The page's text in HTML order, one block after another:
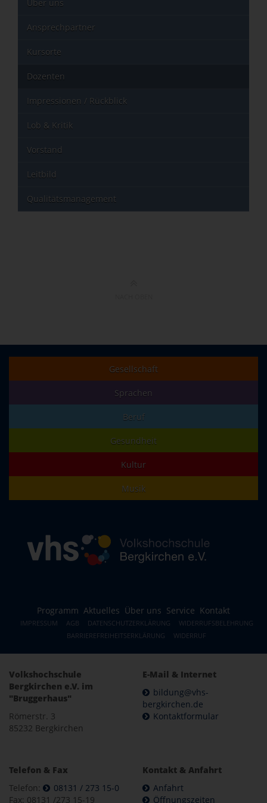
Über uns
Ansprechpartner
Kursorte
Dozenten
Impressionen / Rückblick
Lob & Kritik
Vorstand
Leitbild
Qualitätsmanagement
Gesellschaft
Sprachen
Beruf
Gesundheit
Kultur
Musik
Programm Aktuelles Über uns Service Kontakt
IMPRESSUM AGB DATENSCHUTZERKLÄRUNG
WIDERRUFSBELEHRUNG
BARRIEREFREIHEITSERKLÄRUNG
WIDERRUF
Volkshochschule
Bergkirchen e.V. im
"Bruggerhaus"
Römerstr. 3
85232 Bergkirchen
E-Mail & Internet
bildung@vhs-
bergkirchen.de
Kontaktformular
Telefon & Fax
Telefon:
08131 / 273 15-0
Fax: 08131 /273 15-19
Kontakt & Anfahrt
Anfahrt
Öffnungszeiten